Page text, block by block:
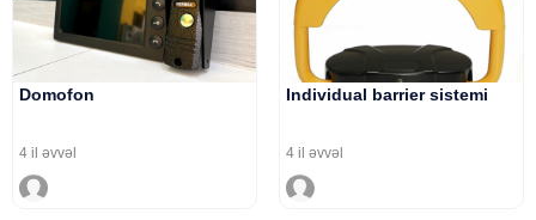
Domofon
4 il əvvəl
Individual barrier sistemi
4 il əvvəl